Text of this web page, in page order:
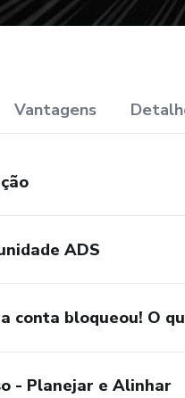
Vantagens
ADS
conta bloqueou! O
- Planejar e Alinhar